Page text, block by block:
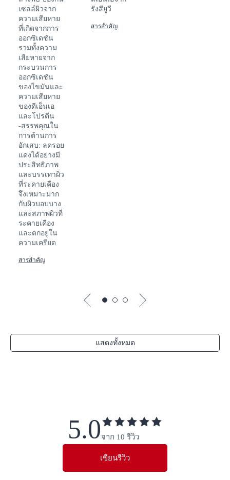
เซลล์ผิวจาก
ความเสียหาย
ที่เกิดจากการ
ออกซิเดชัน
รวมทั้งความ
เสียหายจาก
กระบวนการ
ออกซิเดชัน
ของไขมันและ
ความเสียหาย
ของดีเอ็นเอ
และโปรตีน
-สรรพคุณใน
การต้านการ
อักเสบ: ลดรอย
แดงได้อย่างมี
ประสิทธิภาพ
และบรรเทาผิว
ที่ระคายเคือง
จึงเหมาะมาก
กับผิวบอบบาง
และสภาพผิวที่
ระคายเคือง
และตกอยู่ใน
ความเครียด
สารสำคัญ
รังสียูวี
สารสำคัญ
แสดงทั้งหมด
5.0จาก 10 รีวิว
เขียนรีวิว